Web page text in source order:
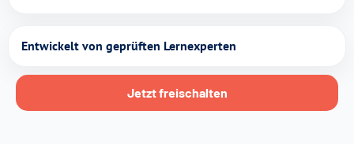
Entwickelt von geprüften Lernexperten
Jetzt freischalten